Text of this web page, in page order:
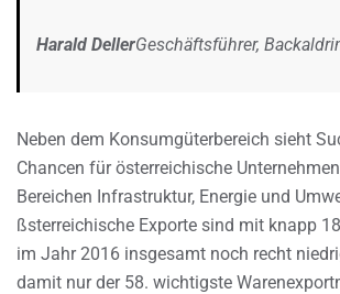
Harald DellerGeschäftsführer,
Neben dem Konsumgüterbereich sieht
Chancen für österreichische
Bereichen Infrastruktur, Energie und
ßsterreichische Exporte sind mit knapp
im Jahr 2016 insgesamt noch recht
damit nur der 58. wichtigste